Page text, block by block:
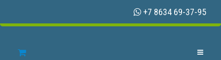
+7 8634 69-37-95
Toggle